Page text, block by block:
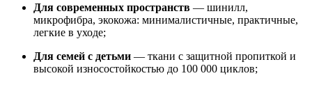
Для современных пространств — шинилл,
микрофибра, экокожа: минималистичные, практичные,
легкие в уходе;
Для семей с детьми — ткани с защитной пропиткой и
высокой износостойкостью до 100 000 циклов;